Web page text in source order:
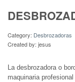
Category: Desbrozadoras
Created by: jesus
La desbrozadora o
maquinaria